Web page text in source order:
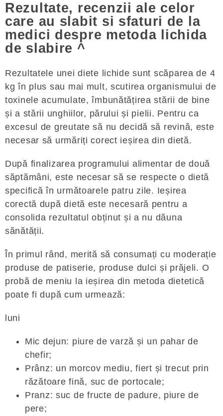
Rezultate, recenzii ale celor
care au slabit si sfaturi de la
medici despre metoda lichida
de slabire ^
Rezultatele unei diete lichide sunt scăparea de 4
kg în plus sau mai mult, scutirea organismului de
toxinele acumulate, îmbunătățirea stării de bine
și a stării unghiilor, părului și pielii. Pentru ca
excesul de greutate să nu decidă să revină, este
necesar să urmăriți corect ieșirea din dietă.
După finalizarea programului alimentar de două
săptămâni, este necesar să se respecte o dietă
specifică în următoarele patru zile. Ieșirea
corectă după dietă este necesară pentru a
consolida rezultatul obținut și a nu dăuna
sănătății.
În primul rând, merită să consumați cu moderație
produse de patiserie, produse dulci și prăjeli. O
probă de meniu la ieșirea din metoda dietetică
poate fi după cum urmează:
luni
Mic dejun: piure de varză și un pahar de
chefir;
Prânz: un morcov mediu, fiert și trecut prin
răzătoare fină, suc de portocale;
Pranz: suc de fructe de padure, piure de
pere;